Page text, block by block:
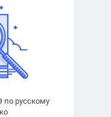
по русскому